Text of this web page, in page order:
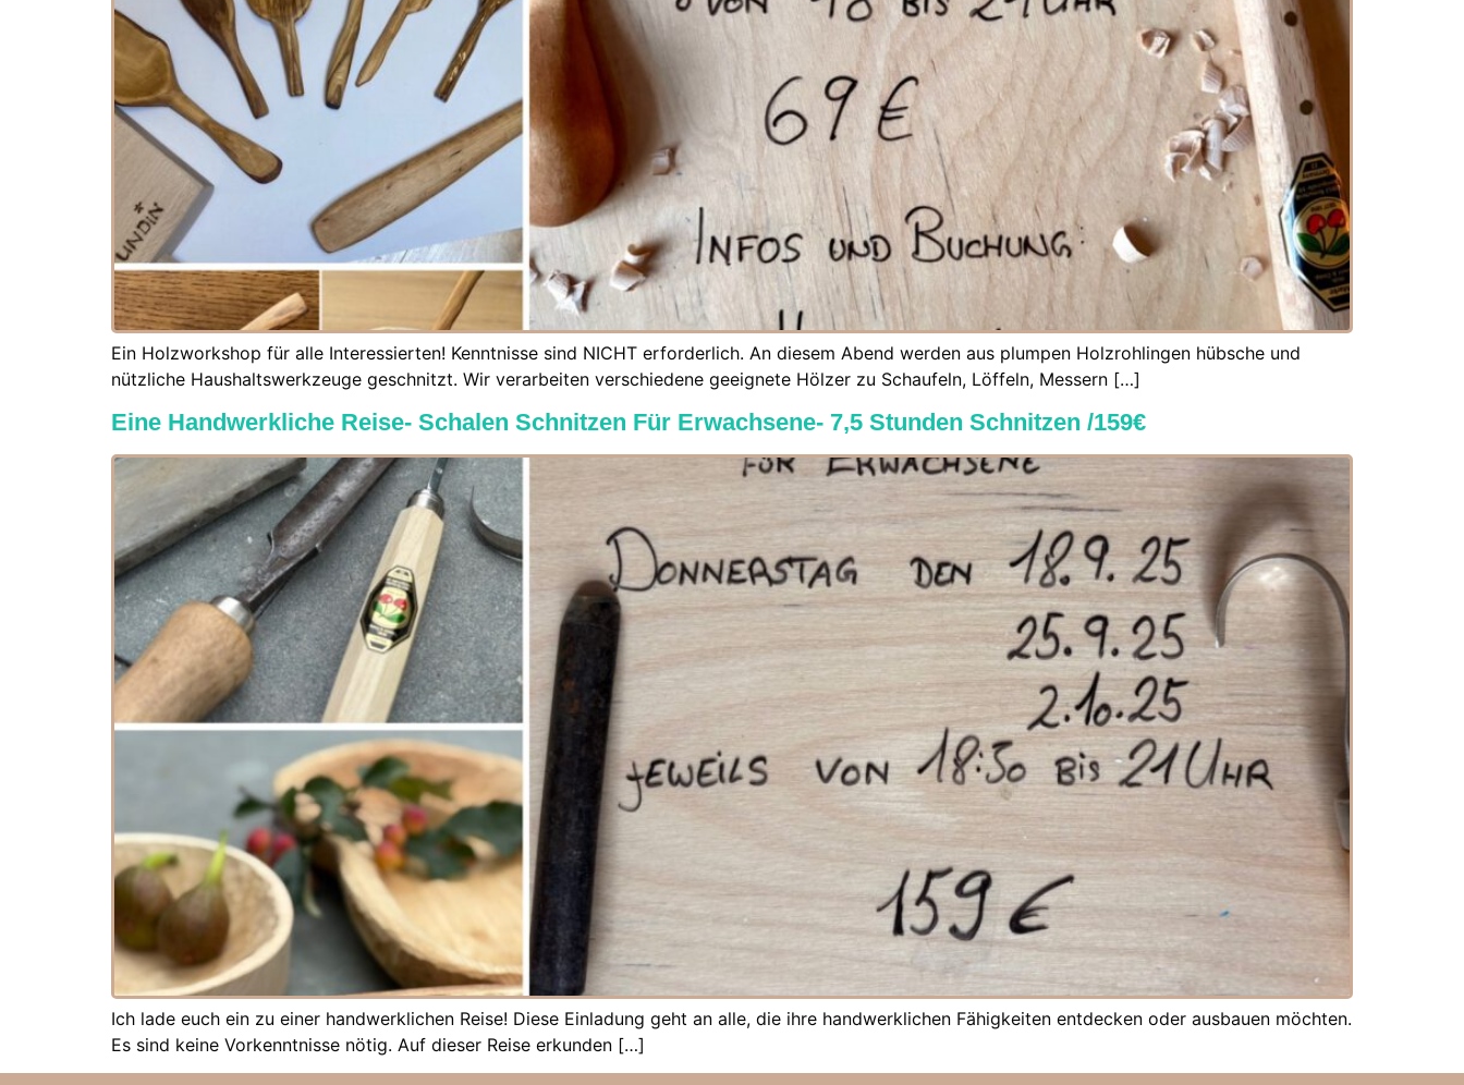
Ein Holzworkshop für alle Interessierten! Kenntnisse sind NICHT erforderlich. An diesem Abend werden aus plumpen Holzrohlingen hübsche und
nützliche Haushaltswerkzeuge geschnitzt. Wir verarbeiten verschiedene geeignete Hölzer zu Schaufeln, Löffeln, Messern […]
Eine Handwerkliche Reise- Schalen Schnitzen Für Erwachsene- 7,5 Stunden Schnitzen /159€
Ich lade euch ein zu einer handwerklichen Reise! Diese Einladung geht an alle, die ihre handwerklichen Fähigkeiten entdecken oder ausbauen möchten.
Es sind keine Vorkenntnisse nötig. Auf dieser Reise erkunden […]